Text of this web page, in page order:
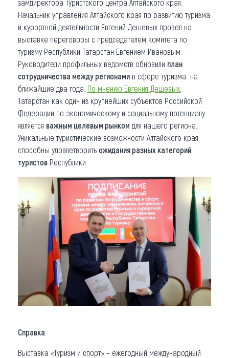
замдиректора Туристского центра Алтайского края.
Начальник управления Алтайского края по развитию туризма
и курортной деятельности Евгений Дешевых провел на
выставке переговоры с председателем комитета по
туризму Республики Татарстан Евгением Ивановым.
Руководители профильных ведомств обновили план
сотрудничества между регионами в сфере туризма на
ближайшие два года. По мнению Евгения Дешевых
Татарстан как один из крупнейших субъектов Российской
Федерации по экономическому и социальному потенциалу
является важным целевым рынком для нашего региона.
Уникальные туристические возможности Алтайского края
способны удовлетворить ожидания разных категорий
туристов Республики.
Справка
Выставка «Туризм и спорт» – ежегодный международный